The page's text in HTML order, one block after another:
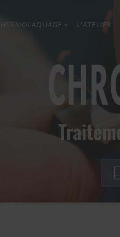
THERMOLAQUAGE L'ATELIER